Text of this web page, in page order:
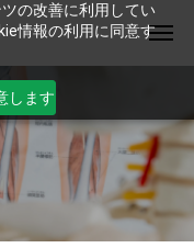
の改善に利用してい
情報の利用に同意す
します